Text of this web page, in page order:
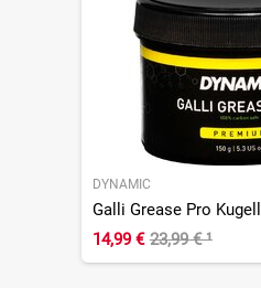
DYNAMIC
14,99 € 23,99 €¹